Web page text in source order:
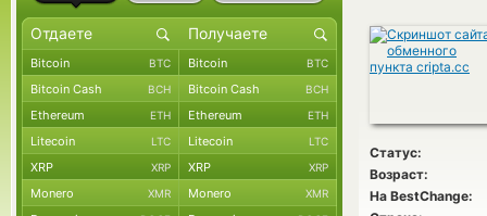
Статус:
Возраст:
На BestChange:
Bitcoin BTC Bitcoin BTC
Bitcoin Cash BCH Bitcoin Cash BCH
Ethereum ETH Ethereum ETH
Litecoin LTC Litecoin LTC
XRP XRP XRP XRP
Monero XMR Monero XMR